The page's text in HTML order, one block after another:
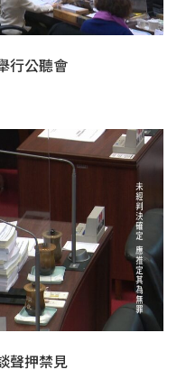
行公聽會
聲押禁見